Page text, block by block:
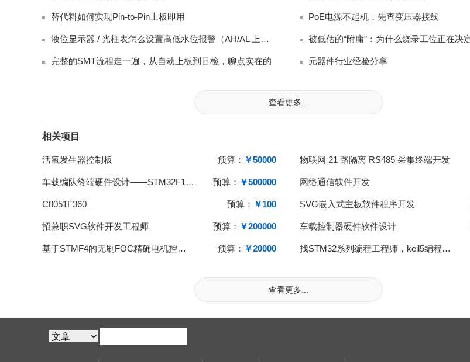
替代料如何实现Pin-to-Pin上板即用 PoE电源不起机，先查变压器接线
液位显示器 / 光柱表怎么设置高低水位报警（AH/AL 上下限参数调试）？
完整的SMT流程走一遍，从自动上板到目检，聊点实在的 元器件行业经验分享
查看更多...
相关项目
活氧发生器控制板 预算： ￥50000 物联网 21 路隔离 RS485 采集终端开发
车载编队终端硬件设计——STM32F103+H743，LoRa/GPS 预算： ￥500000 网络通信软件开发
C8051F360 预算： ￥100 SVG嵌入式主板软件程序开发
招兼职SVG软件开发工程师 预算： ￥200000 车载控制器硬件软件设计
基于STMF4的无刷FOC精确电机控制的软件设计 预算： ￥20000 找STM32系列编程工程师，keil5编程，只限长沙市范围，只长沙市范
查看更多...